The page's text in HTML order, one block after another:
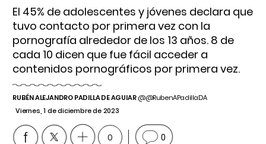
El 45% de adolescentes y jóvenes declara que
tuvo contacto por primera vez con la
pornografía alrededor de los 13 años. 8 de
cada 10 dicen que fue fácil acceder a
contenidos pornográficos por primera vez.
RUBÉN ALEJANDRO PADILLA DE AGUIAR@@RubenAPadillaDA
Viernes, 1 de diciembre de 2023
0 0